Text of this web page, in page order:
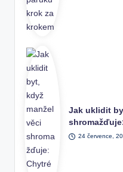
Jak uklidit
24 července,